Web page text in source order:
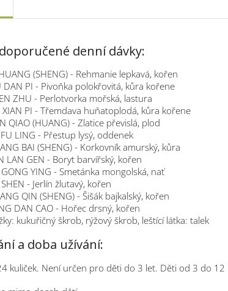
denní dávky:
(SHENG) - Rehmanie lepkavá, kořen
DAN PI - Pivoňka polokřovitá, kůra kořene
ZHU - Perlotvorka mořská, lastura
XIAN PI - Třemdava huňatoplodá, kůra kořene
QIAO (HUANG) - Zlatice převislá, plod
LING - Přestup lysý, oddenek
BAI (SHENG) - Korkovník amurský, kůra
LAN GEN - Boryt barvířský, kořen
YING - Smetánka mongolská, nať
- Jerlín žlutavý, kořen
QIN (SHENG) - Šišák bajkalský, kořen
DAN CAO - Hořec drsný, kořen
kukuřičný škrob, rýžový škrob, leštící látka: talek
a doba užívání:
kuliček. Není určen pro děti do 3 let. Děti od 3 do 12